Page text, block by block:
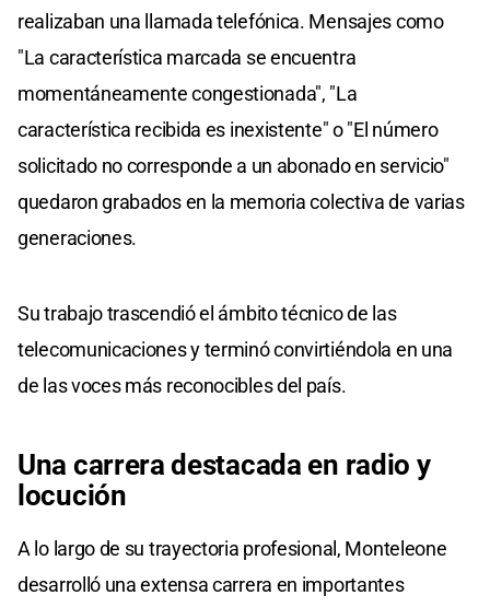
realizaban una llamada telefónica. Mensajes como
"La característica marcada se encuentra
momentáneamente congestionada", "La
característica recibida es inexistente" o "El número
solicitado no corresponde a un abonado en servicio"
quedaron grabados en la memoria colectiva de varias
generaciones.
Su trabajo trascendió el ámbito técnico de las
telecomunicaciones y terminó convirtiéndola en una
de las voces más reconocibles del país.
Una carrera destacada en radio y
locución
A lo largo de su trayectoria profesional, Monteleone
desarrolló una extensa carrera en importantes